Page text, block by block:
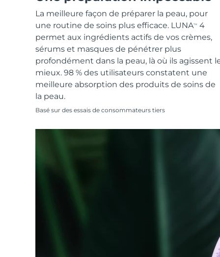
La meilleure façon de préparer la peau, pour
une routine de soins plus efficace. LUNATM
4
permet aux ingrédients actifs de vos crèmes,
sérums et masques de pénétrer plus
profondément dans la peau, là où ils agissent
mieux. 98 % des utilisateurs constatent une
meilleure absorption des produits de soins de
la peau.
Basé sur des essais de consommateurs tiers
All acne treatment devices
All revitalizing eye massagers
Soins de la peau KIWI™
Advanced pore care essentials
For healthy hair
issa™ Teeth Whitening Gel
18% PAP
Cosmétiques Hommes
Acheter tout